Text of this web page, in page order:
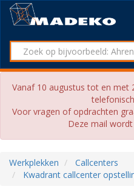
Vanaf 10 augustus tot en met
Voor vragen of opdrachten
Deze mail
Werkplekken
Callcenters
Kwadrant callcenter